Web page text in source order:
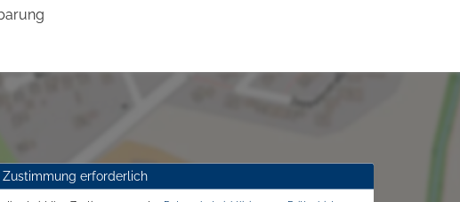
Zustimmung erforderlich